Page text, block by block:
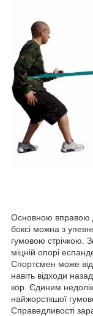
Основною вправою
боксі можна з
гумовою стрічкою.
міцній опорі
Спортсмен може
навіть відходи
кор. Єдиним
найжорсткшої
Справедливості